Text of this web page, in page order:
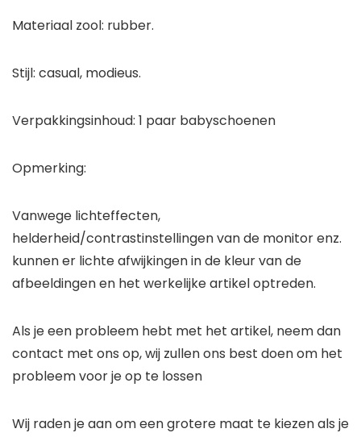
Materiaal zool: rubber.
Stijl: casual, modieus.
Verpakkingsinhoud: 1 paar babyschoenen
Opmerking:
Vanwege lichteffecten,
helderheid/contrastinstellingen van de monitor enz.
kunnen er lichte afwijkingen in de kleur van de
afbeeldingen en het werkelijke artikel optreden.
Als je een probleem hebt met het artikel, neem dan
contact met ons op, wij zullen ons best doen om het
probleem voor je op te lossen
Wij raden je aan om een grotere maat te kiezen als je